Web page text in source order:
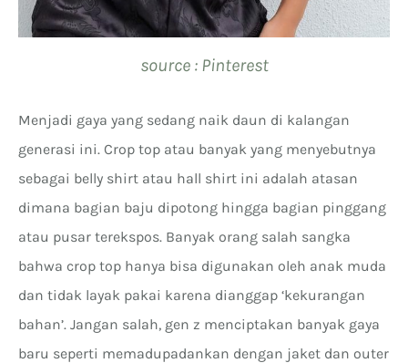
source : Pinterest
Menjadi gaya yang sedang naik daun di kalangan
generasi ini. Crop top atau banyak yang menyebutnya
sebagai belly shirt atau hall shirt ini adalah atasan
dimana bagian baju dipotong hingga bagian pinggang
atau pusar terekspos. Banyak orang salah sangka
bahwa crop top hanya bisa digunakan oleh anak muda
dan tidak layak pakai karena dianggap ‘kekurangan
bahan’. Jangan salah, gen z menciptakan banyak gaya
baru seperti memadupadankan dengan jaket dan outer